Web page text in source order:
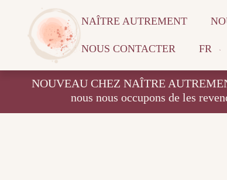
NAÎTRE AUTREMENT
NOUS CONTACTER FR
NOUVEAU CHEZ NAÎTRE
nous nous occupons de les